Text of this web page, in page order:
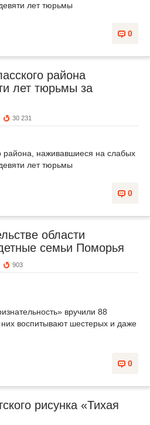
лет тюрьмы
0
района
лет тюрьмы за
30 231
района, наживавшиеся на слабых
лет тюрьмы
0
области
семьи Поморья
903
вручили 88
воспитывают шестерых и даже
0
рисунка «Тихая